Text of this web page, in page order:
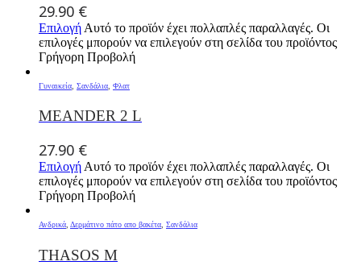
29.90 €
Επιλογή Αυτό το προϊόν έχει πολλαπλές παραλλαγές. Οι
επιλογές μπορούν να επιλεγούν στη σελίδα του προϊόντος
Γρήγορη Προβολή
Γυναικεία Σανδάλια Φλατ
MEANDER 2 L
27.90 €
Επιλογή Αυτό το προϊόν έχει πολλαπλές παραλλαγές. Οι
επιλογές μπορούν να επιλεγούν στη σελίδα του προϊόντος
Γρήγορη Προβολή
Ανδρικά Δερμάτινο πάτο απο βακέτα Σανδάλια
THASOS M